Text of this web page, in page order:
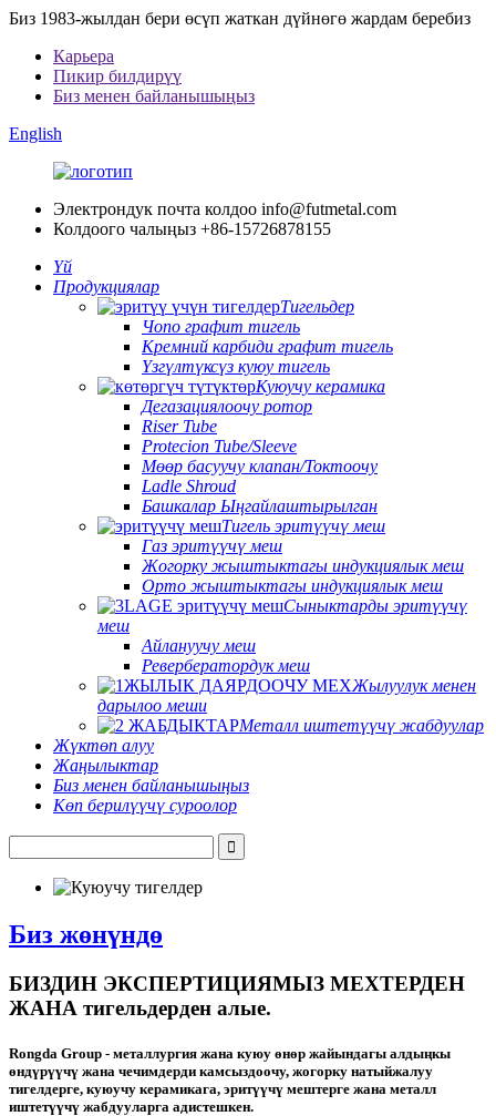
Биз 1983-жылдан бери өсүп жаткан дүйнөгө жардам беребиз
Карьера
Пикир билдирүү
Биз менен байланышыңыз
English
Электрондук почта колдоо info@futmetal.com
Колдоого чалыңыз +86-15726878155
Үй
Продукциялар
Тигельдер
Чопо графит тигель
Кремний карбиди графит тигель
Үзгүлтүксүз куюу тигель
Куюучу керамика
Дегазациялоочу ротор
Riser Tube
Protecion Tube/Sleeve
Мөөр басуучу клапан/Токтоочу
Ladle Shroud
Башкалар Ыңгайлаштырылган
Тигель эритүүчү меш
Газ эритүүчү меш
Жогорку жыштыктагы индукциялык меш
Орто жыштыктагы индукциялык меш
Сыныктарды эритүүчү
меш
Айлануучу меш
Ревербератордук меш
Жылуулук менен
дарылоо меши
Металл иштетүүчү жабдуулар
Жүктөп алуу
Жаңылыктар
Биз менен байланышыңыз
Көп берилүүчү суроолор
Биз жөнүндө
БИЗДИН ЭКСПЕРТИЦИЯМЫЗ МЕХТЕРДЕН
ЖАНА тигельдерден алые.
Rongda Group - металлургия жана куюу өнөр жайындагы алдыңкы
өндүрүүчү жана чечимдерди камсыздоочу, жогорку натыйжалуу
тигелдерге, куюучу керамикага, эритүүчү мештерге жана металл
иштетүүчү жабдууларга адистешкен.